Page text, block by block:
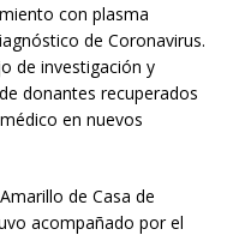
con plasma
de Coronavirus.
de investigación y
donantes recuperados
en nuevos
de Casa de
acompañado por el